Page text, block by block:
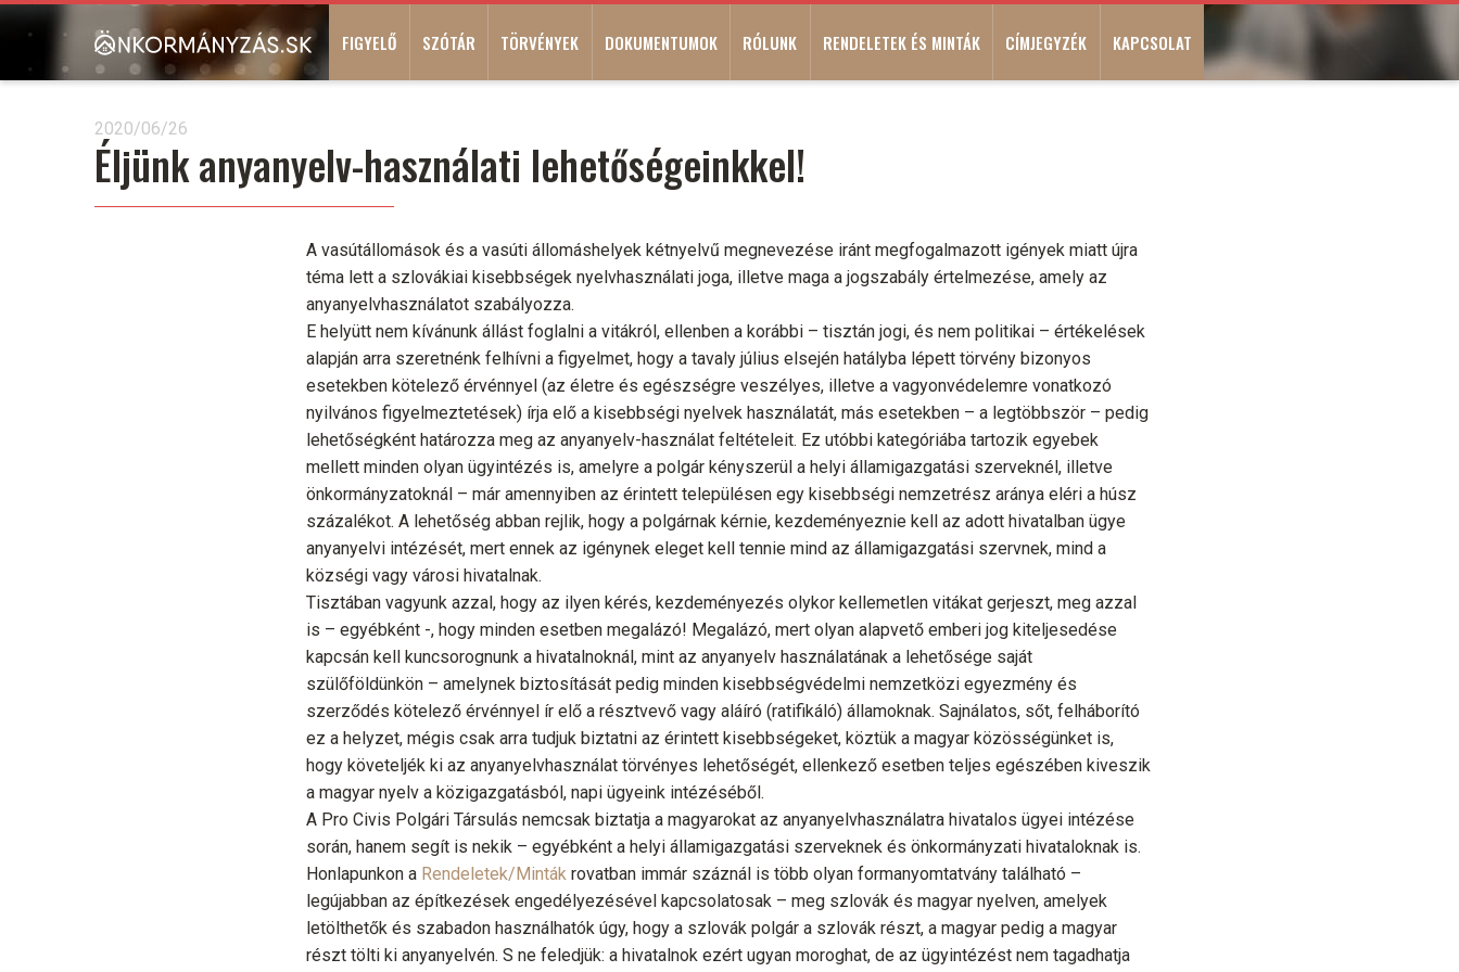
Ugrás
tartalomra
Main
navigation
FIGYELŐ SZÓTÁR TÖRVÉNYEK DOKUMENTUMOK RÓLUNK RENDELETEK ÉS MINTÁK CÍMJEGYZÉK KAPCSOLAT
2020/06/26
Éljünk anyanyelv-használati lehetőségeinkkel!
A vasútállomások és a vasúti állomáshelyek kétnyelvű megnevezése iránt megfogalmazott igények miatt újra
téma lett a szlovákiai kisebbségek nyelvhasználati joga, illetve maga a jogszabály értelmezése, amely az
anyanyelvhasználatot szabályozza.
E helyütt nem kívánunk állást foglalni a vitákról, ellenben a korábbi – tisztán jogi, és nem politikai – értékelések
alapján arra szeretnénk felhívni a figyelmet, hogy a tavaly július elsején hatályba lépett törvény bizonyos
esetekben kötelező érvénnyel (az életre és egészségre veszélyes, illetve a vagyonvédelemre vonatkozó
nyilvános figyelmeztetések) írja elő a kisebbségi nyelvek használatát, más esetekben – a legtöbbször – pedig
lehetőségként határozza meg az anyanyelv-használat feltételeit. Ez utóbbi kategóriába tartozik egyebek
mellett minden olyan ügyintézés is, amelyre a polgár kényszerül a helyi államigazgatási szerveknél, illetve
önkormányzatoknál – már amennyiben az érintett településen egy kisebbségi nemzetrész aránya eléri a húsz
százalékot. A lehetőség abban rejlik, hogy a polgárnak kérnie, kezdeményeznie kell az adott hivatalban ügye
anyanyelvi intézését, mert ennek az igénynek eleget kell tennie mind az államigazgatási szervnek, mind a
községi vagy városi hivatalnak.
Tisztában vagyunk azzal, hogy az ilyen kérés, kezdeményezés olykor kellemetlen vitákat gerjeszt, meg azzal
is – egyébként -, hogy minden esetben megalázó! Megalázó, mert olyan alapvető emberi jog kiteljesedése
kapcsán kell kuncsorognunk a hivatalnoknál, mint az anyanyelv használatának a lehetősége saját
szülőföldünkön – amelynek biztosítását pedig minden kisebbségvédelmi nemzetközi egyezmény és
szerződés kötelező érvénnyel ír elő a résztvevő vagy aláíró (ratifikáló) államoknak. Sajnálatos, sőt, felháborító
ez a helyzet, mégis csak arra tudjuk biztatni az érintett kisebbségeket, köztük a magyar közösségünket is,
hogy követeljék ki az anyanyelvhasználat törvényes lehetőségét, ellenkező esetben teljes egészében kiveszik
a magyar nyelv a közigazgatásból, napi ügyeink intézéséből.
A Pro Civis Polgári Társulás nemcsak biztatja a magyarokat az anyanyelvhasználatra hivatalos ügyei intézése
során, hanem segít is nekik – egyébként a helyi államigazgatási szerveknek és önkormányzati hivataloknak is.
Honlapunkon a Rendeletek/Minták rovatban immár száznál is több olyan formanyomtatvány található –
legújabban az építkezések engedélyezésével kapcsolatosak – meg szlovák és magyar nyelven, amelyek
letölthetők és szabadon használhatók úgy, hogy a szlovák polgár a szlovák részt, a magyar pedig a magyar
részt tölti ki anyanyelvén. S ne feledjük: a hivatalnok ezért ugyan moroghat, de az ügyintézést nem tagadhatja